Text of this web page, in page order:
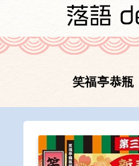
笑福亭恭瓶